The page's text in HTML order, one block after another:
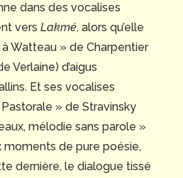
dans des vocalises
vers Lakmé, alors qu’elle
Watteau » de Charpentier
Verlaine) d’aigus
Et ses vocalises
» de Stravinsky
mélodie sans parole »
de pure poésie,
dernière, le dialogue tissé